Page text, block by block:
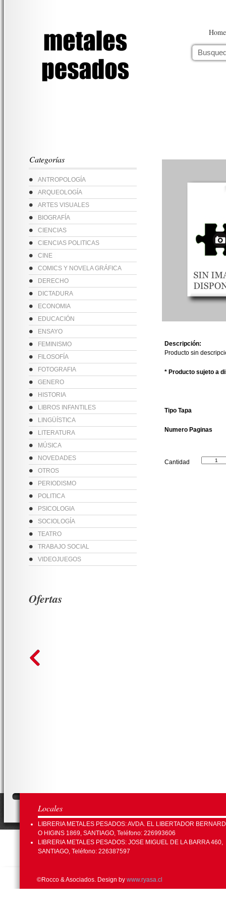
Home
Categorías
ANTROPOLOGÍA
ARQUEOLOGÍA
ARTES VISUALES
BIOGRAFÍA
CIENCIAS
CIENCIAS POLITICAS
CINE
COMICS Y NOVELA GRÁFICA
DERECHO
DICTADURA
ECONOMIA
EDUCACIÓN
ENSAYO
FEMINISMO
FILOSOFÍA
FOTOGRAFIA
GENERO
HISTORIA
LIBROS INFANTILES
LINGÜÍSTICA
LITERATURA
MÚSICA
NOVEDADES
OTROS
PERIODISMO
POLITICA
PSICOLOGIA
SOCIOLOGÍA
TEATRO
TRABAJO SOCIAL
VIDEOJUEGOS
Descripción:
Producto sin
* Producto sujeto a
Tipo Tapa
Numero Paginas
Cantidad
Ofertas
Locales
LIBRERIA METALES PESADOS: AVDA. EL LIBERTADOR
O HIGINS 1869, SANTIAGO, Teléfono: 226993606
LIBRERIA METALES PESADOS: JOSE MIGUEL DE LA BARRA 460,
SANTIAGO, Teléfono: 226387597
©Rocco & Asociados. Design by www.ryasa.cl